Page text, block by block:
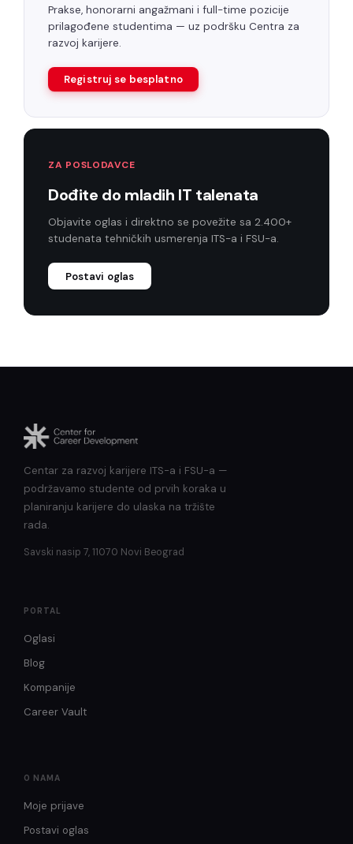
Prakse, honorarni angažmani i full-time pozicije
prilagođene studentima — uz podršku Centra za
razvoj karijere.
Registruj se besplatno
ZA POSLODAVCE
Dođite do mladih IT talenata
Objavite oglas i direktno se povežite sa 2.400+
studenata tehničkih usmerenja ITS-a i FSU-a.
Postavi oglas
Centar za razvoj karijere ITS-a i FSU-a —
podržavamo studente od prvih koraka u
planiranju karijere do ulaska na tržište
rada.
Savski nasip 7, 11070 Novi Beograd
PORTAL
Oglasi
Blog
Kompanije
Career Vault
O NAMA
Moje prijave
Postavi oglas